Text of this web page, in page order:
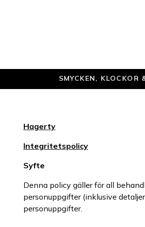
SMYCKEN, KLOCKOR
Hagerty
Integritetspolicy
Syfte
Denna policy gäller för all
personuppgifter (inklusive
personuppgifter.